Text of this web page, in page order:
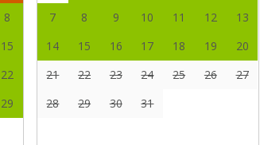
8
15
22
29
7
8 9 10 11 12
13
14
15 16 17 18 19
20
21
22 23 24 25 26
27
28
29 30 31